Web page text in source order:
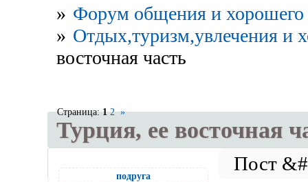
» Форум общения и хорошего
» Отдых,туризм,увлечения и
восточная часть
Турция, ее восточная
Страница:1 2 »
подруга